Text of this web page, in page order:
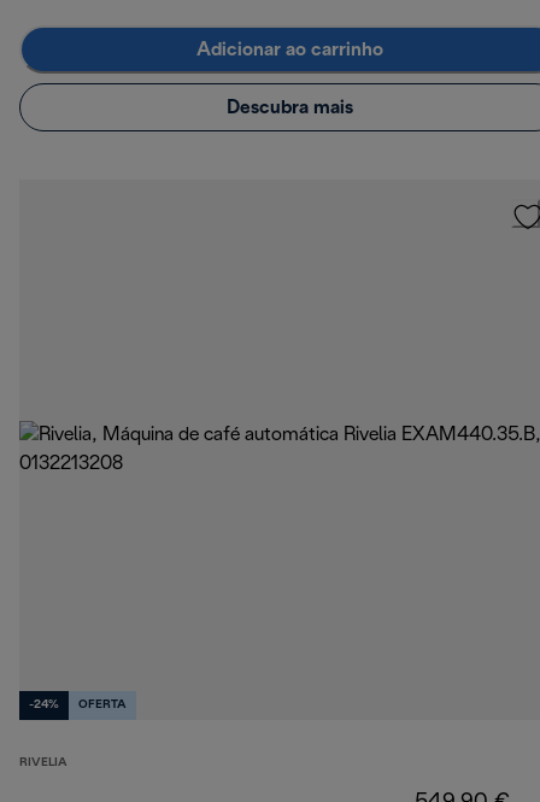
Adicionar ao carrinho
Descubra mais
-24% OFERTA
RIVELIA